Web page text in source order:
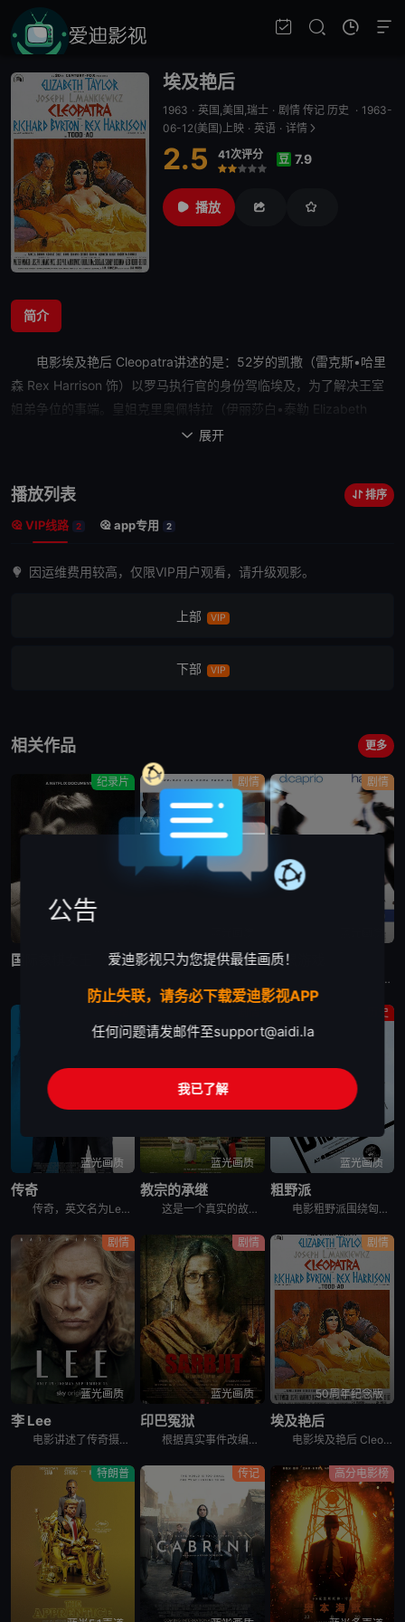
埃及艳后
1963 · 英国,美国,瑞士 · 剧情 传记 历史 · 1963-
06-12(美国)上映 · 英语 · 详情
2.5 41次评分
很差
较差
还行推荐力荐
豆 7.9
播放
简介
电影埃及艳后 Cleopatra讲述的是：52岁的凯撒（雷克斯•哈里
森 Rex Harrison 饰）以罗马执行官的身份驾临埃及，为了解决王室
姐弟争位的事端。皇姐克里奥佩特拉（伊丽莎白•泰勒 Elizabeth
Taylor 饰）美艳绝伦，凭借自身的魅力和政治手腕，迅速让凯撒拜倒
承人。但此事引起了凯撒手下大将安东尼（理查德•伯顿 Richard
Burton 饰）与屋大维（罗迪•麦克道尔 Roddy McDowall 饰）的不
法抵挡克氏的绝世美貌。当安东尼彻底沉溺于暴风雨般爱情的时候，
 展开
播放列表 排序
VIP线路 2 app专用 2
因运维费用较高，仅限VIP用户观看，请升级观影。
上部 VIP
下部 VIP
相关作品 更多
纪录片
国际象棋女王
剧情
麦克法兰
剧情
猫鼠游戏
弗兰克（莱昂纳多·迪卡普里奥 Leonardo DiCaprio饰）是FBI有史以来年龄最小的通缉犯。他的犯罪手段神通广大，伪装身份的能力超乎常人，全美各地几乎都留下他的犯罪足迹。乔装医生、律师、
蓝光画质
传奇
传奇，英文名为Legend，是2015年上映的英国传记电影。Tom Hardy一人分饰两角出演伦敦黑帮史上最叱咤风云的克雷兄弟，雷金纳德（Reginald Kray）和罗纳德（Ronald Kra
蓝光画质
教宗的承继
这是一个真实的故事，讲述了近 2000 年来最戏剧性的权力交接事件之一。主教贝尔格利奥（乔纳森·普雷斯饰演）对教会的发展方向感到十分失望，因此向教皇本笃（安东尼·霍普金斯饰演）申请在 2012 年
历史
蓝光画质
粗野派
电影粗野派围绕匈牙利出生的犹太建筑师拉斯洛·托斯与妻子埃尔兹贝特展开。他们在二战后逃离欧洲，前往美国重启他们的事业，并见证了现代美国的诞生。然而他们的生活被一名神秘而富有的客户改变了。
剧情
蓝光画质
李 Lee
电影讲述了传奇摄影记者李·米勒的故事。李·米勒原是一名时尚模特，后成为《Vogue》杂志的著名战地记者。影片通过凯特·温斯莱特饰演的李·米勒在晚年隐居于英国农舍的采访框架展开，深入探讨了她在二战期
剧情
蓝光画质
印巴冤狱
根据真实事件改编，印度农民沙拉布吉特因为喝醉酒误闯印巴边界，被巴基斯坦游骑兵当做间谍以及恐怖分子进行逮捕，关押在巴基斯坦监狱将近20年，沙拉布吉特的姐姐花了大半辈子的时间试图营救弟弟，将他带回家乡
剧情
50周年纪念版
埃及艳后
电影埃及艳后 Cleopatra讲述的是：52岁的凯撒（雷克斯•哈里森 Rex Harrison 饰）以罗马执行官的身份驾临埃及，为了解决王室姐弟争位的事端。皇姐克里奥佩特拉（伊丽莎白•泰勒 El
特朗普 传记 高分电影榜
公告
爱迪影视只为您提供最佳画质！
防止失联，请务必下载爱迪影视APP
任何问题请发邮件至support@aidi.la
我已了解